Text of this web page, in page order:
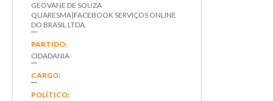
GEOVANE DE SOUZA
QUARESMA|FACEBOOK SERVIÇOS ONLINE
DO BRASIL LTDA.
PARTIDO:
CIDADANIA
CARGO:
POLÍTICO: